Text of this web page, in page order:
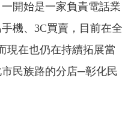
開始是一家負責電話業
機、3C買賣，目前在全
現在也仍在持續拓展當
民族路的分店─彰化民